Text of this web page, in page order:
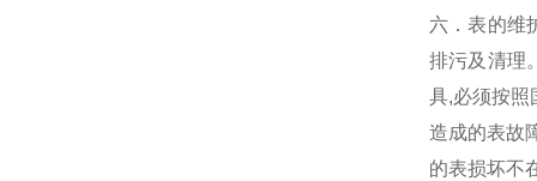
六．表的维
排污及清理
具,必须按照
造成的表故
的表损坏不